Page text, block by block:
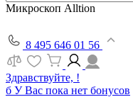
Микроскоп Alltion
8 495 646 01 56
Здравствуйте, !
б У Вас пока нет бонусов